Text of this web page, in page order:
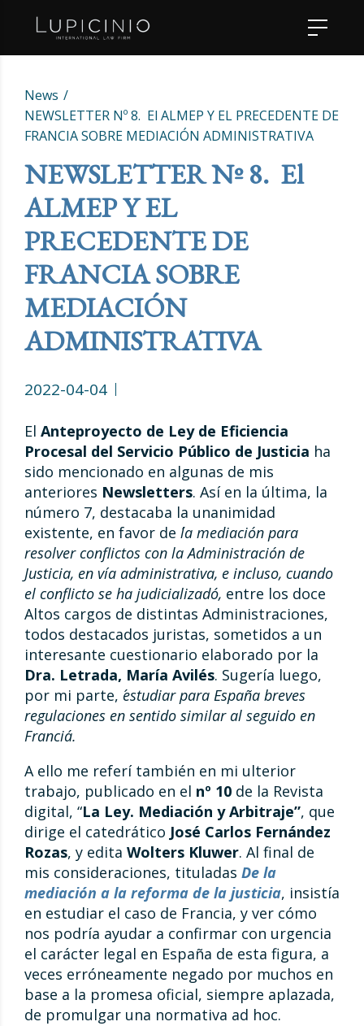
News
NEWSLETTER Nº 8. El ALMEP Y EL PRECEDENTE DE
FRANCIA SOBRE MEDIACIÓN ADMINISTRATIVA
NEWSLETTER Nº 8. El
ALMEP Y EL
PRECEDENTE DE
FRANCIA SOBRE
MEDIACIÓN
ADMINISTRATIVA
2022-04-04
El Anteproyecto de Ley de Eficiencia
Procesal del Servicio Público de Justicia ha
sido mencionado en algunas de mis
anteriores Newsletters. Así en la última, la
número 7, destacaba la unanimidad
existente, en favor de ´la mediación para
resolver conflictos con la Administración de
Justicia, en vía administrativa, e incluso, cuando
el conflicto se ha judicializado´, entre los doce
Altos cargos de distintas Administraciones,
todos destacados juristas, sometidos a un
interesante cuestionario elaborado por la
Dra. Letrada, María Avilés. Sugería luego,
por mi parte, ´estudiar para España breves
regulaciones en sentido similar al seguido en
Francia´.
A ello me referí también en mi ulterior
trabajo, publicado en el nº 10 de la Revista
digital, “La Ley. Mediación y Arbitraje”, que
dirige el catedrático José Carlos Fernández
Rozas, y edita Wolters Kluwer. Al final de
mis consideraciones, tituladas De la
mediación a la reforma de la justicia, insistía
en estudiar el caso de Francia, y ver cómo
nos podría ayudar a confirmar con urgencia
el carácter legal en España de esta figura, a
veces erróneamente negado por muchos en
base a la promesa oficial, siempre aplazada,
de promulgar una normativa ad hoc.